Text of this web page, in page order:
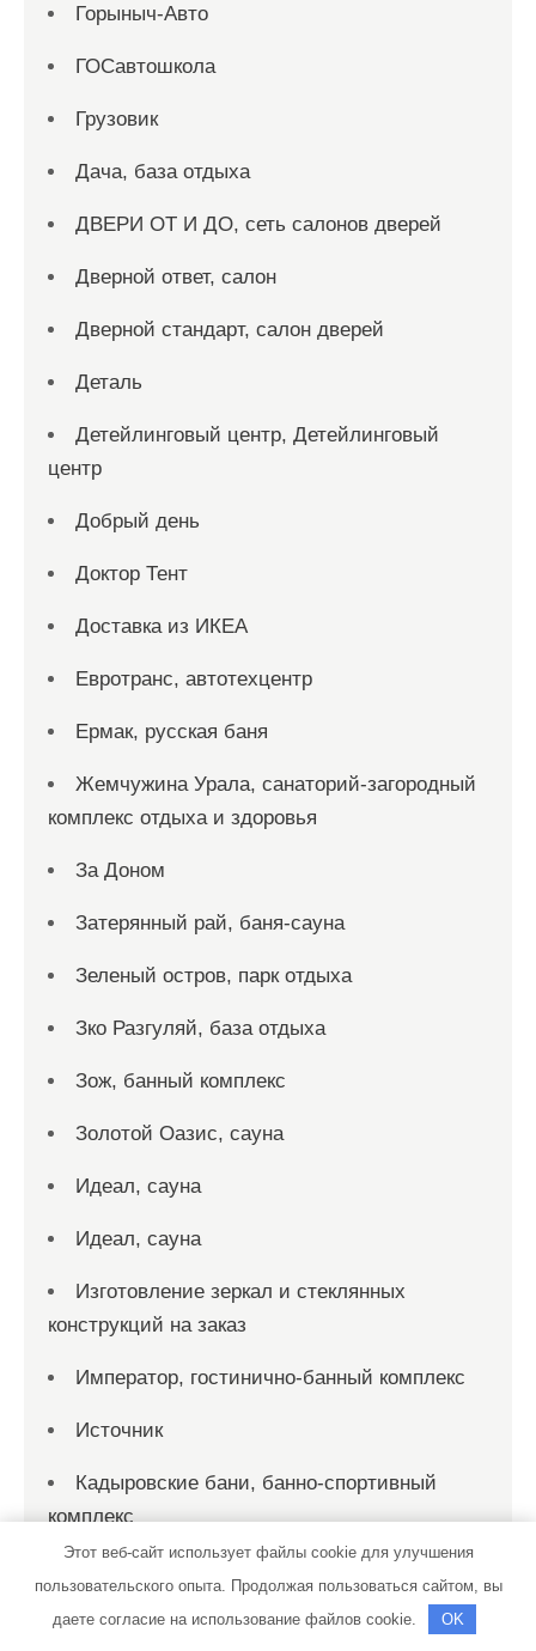
Горыныч-Авто
ГОСавтошкола
Грузовик
Дача, база отдыха
ДВЕРИ ОТ И ДО, сеть салонов дверей
Дверной ответ, салон
Дверной стандарт, салон дверей
Деталь
Детейлинговый центр, Детейлинговый
центр
Добрый день
Доктор Тент
Доставка из ИКЕА
Евротранс, автотехцентр
Ермак, русская баня
Жемчужина Урала, санаторий-загородный
комплекс отдыха и здоровья
За Доном
Затерянный рай, баня-сауна
Зеленый остров, парк отдыха
Зко Разгуляй, база отдыха
Зож, банный комплекс
Золотой Оазис, сауна
Идеал, сауна
Идеал, сауна
Изготовление зеркал и стеклянных
конструкций на заказ
Император, гостинично-банный комплекс
Источник
Кадыровские бани, банно-спортивный
комплекс
Катализатор
Этот веб-сайт использует файлы cookie для улучшения
пользовательского опыта. Продолжая пользоваться сайтом, вы
даете согласие на использование файлов cookie.
OK